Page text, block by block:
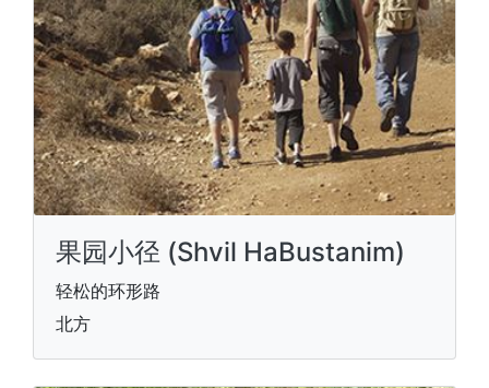
果园小径 (Shvil HaBustanim)
轻松的环形路
北方